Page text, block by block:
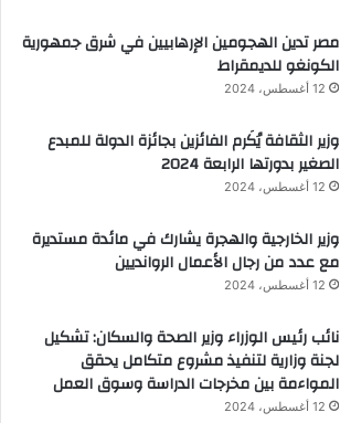
مصر تدين الهجومين الإرهابيين في شرق جمهورية
الكونغو للديمقراط
12 أغسطس، 2024
وزير الثقافة يُكَرم الفائزين بجائزة الدولة للمبدع
الصغير بدورتها الرابعة 2024
12 أغسطس، 2024
وزير الخارجية والهجرة يشارك في مائدة مستديرة
مع عدد من رجال الأعمال الروانديين
12 أغسطس، 2024
نائب رئيس الوزراء وزير الصحة والسكان: تشكيل
لجنة وزارية لتنفيذ مشروع متكامل يحقق
المواءمة بين مخرجات الدراسة وسوق العمل
12 أغسطس، 2024